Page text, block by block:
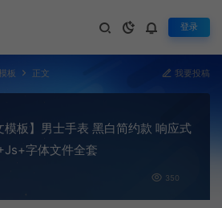
登录
板 正文 我要投稿
模板】男士手表 黑白简约款 响应式
字体文件全套
350